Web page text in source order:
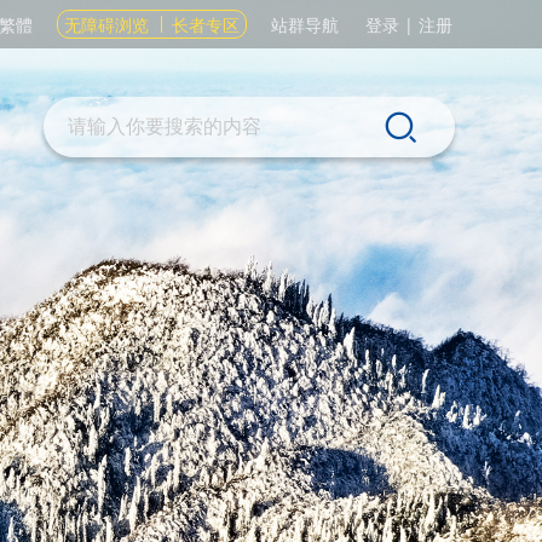
繁體 无障碍浏览 长者专区 站群导航 登录 | 注册